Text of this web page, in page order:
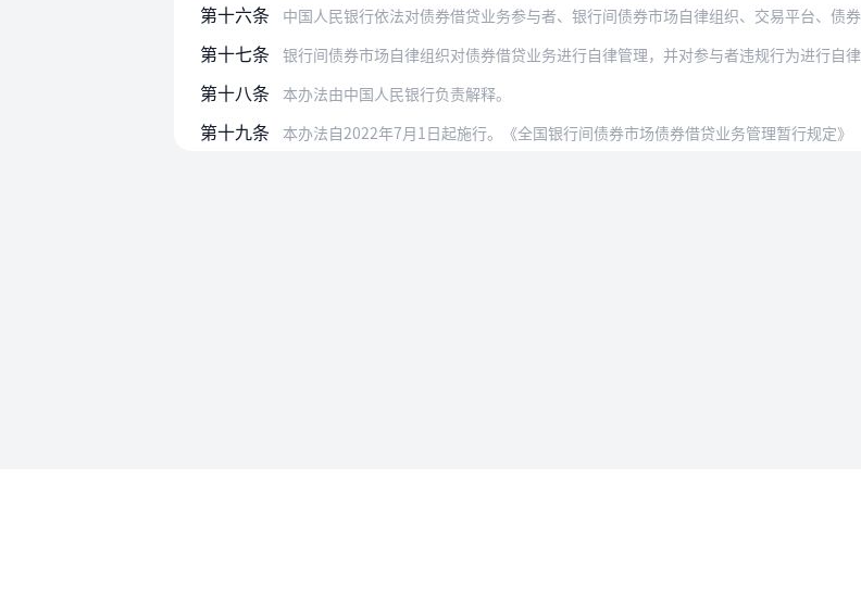
第十六条 中国人民银行依法对债券借贷业务参与者、银行间债券市场自律组织、交易平台、债
第十七条 银行间债券市场自律组织对债券借贷业务进行自律管理，并对参与者违规行为进行自律处分，
第十八条 本办法由中国人民银行负责解释。
第十九条 本办法自2022年7月1日起施行。《全国银行间债券市场债券借贷业务管理暂行规定》